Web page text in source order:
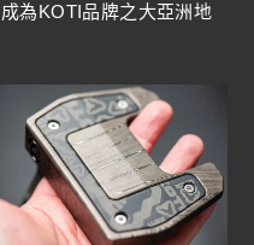
為KOTI品牌之大亞洲地